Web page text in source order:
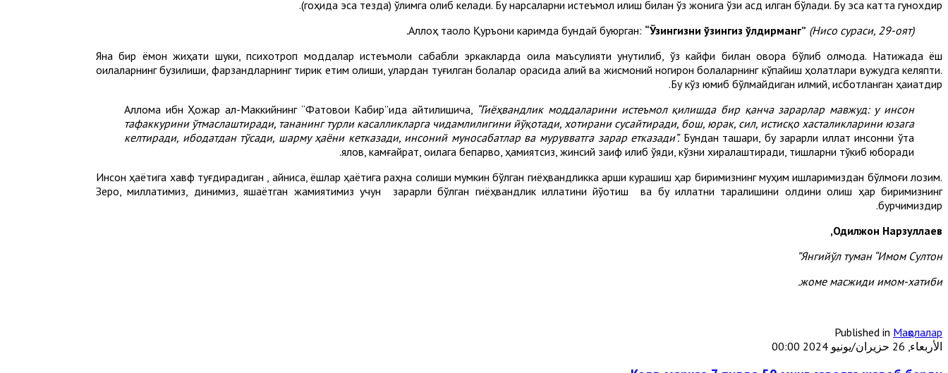
(гоҳида эса тезда) ўлимга олиб келади. Бу нарсаларни истеъмол қилиш билан ўз жонига ўзи қасд қилган бўлади. Бу эса катта гунохдир.
Аллоҳ таоло Қуръони каримда бундай буюрган: “Ўзингизни ўзингиз ўлдирманг” (Нисо сураси, 29-оят).
Яна бир ёмон жиҳати шуки, психотроп моддалар истеъмоли сабабли эркакларда оила маъсулияти унутилиб, ўз кайфи билан овора бўлиб қолмоқда. Натижада ёш
оилаларнинг бузилиши, фарзандларнинг тирик етим қолиши, улардан туғилган болалар орасида ақлий ва жисмоний ногирон болаларнинг кўпайиш ҳолатлари вужудга келяпти.
Бу кўз юмиб бўлмайдиган илмий, исботланган ҳақиқатдир.
Аллома ибн Ҳожар ал-Маккийнинг “Фатовои Кабир”ида айтилишича,
“Гиёҳвандлик моддаларини истеъмол қилишда бир қанча зарарлар мавжуд: у инсон
тафаккурини ўтмаслаштиради, тананинг турли касалликларга чидамлилигини йўқотади, хотирани сусайтиради, бош, юрак, сил, истисқо хасталикларини юзага
келтиради, ибодатдан тўсади, шарму ҳаёни кетказади, инсоний муносабатлар ва мурувватга зарар етказади”.Бундан ташқари, бу зарарли иллат инсонни ўта
ялқов, камғайрат, оилага бепарво, ҳамиятсиз, жинсий заиф қилиб қўяди, кўзни хиралаштиради, тишларни тўкиб юборади.
Инсон ҳаётига хавф туғдирадиган , айниқса, ёшлар ҳаётига раҳна солиши мумкин бўлган гиёҳвандликка қарши курашиш ҳар биримизнинг муҳим ишларимиздан бўлмоғи лозим.
Зеро, миллатимиз, динимиз, яшаётган жамиятимиз учун зарарли бўлган гиёҳвандлик иллатини йўқотиш ва бу иллатни тарқалишини олдини олиш ҳар биримизнинг
бурчимиздир.
Одилжон Нарзуллаев,
Янгийўл туман “Имом Султон”
жоме масжиди имом-хатиби.
Published in Мақолалар
الأربعاء, 26 حزيران/يونيو 2024 00:00